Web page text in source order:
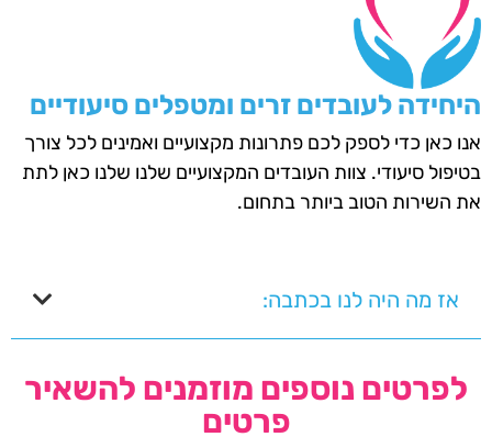
היחידה לעובדים זרים ומטפלים סיעודיים
אנו כאן כדי לספק לכם פתרונות מקצועיים ואמינים לכל צורך
בטיפול סיעודי. צוות העובדים המקצועיים שלנו שלנו כאן לתת
את השירות הטוב ביותר בתחום.
אז מה היה לנו בכתבה:
לפרטים נוספים מוזמנים להשאיר
פרטים